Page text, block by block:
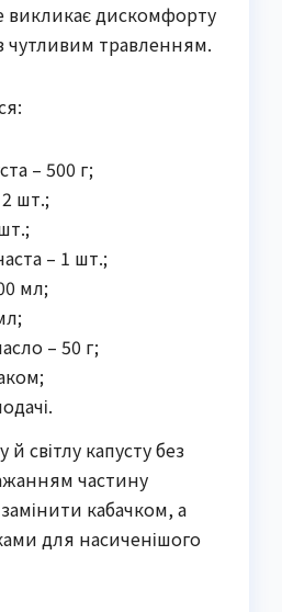
викликає дискомфорту
чутливим травленням.
– 500 г;
шт.;
– 1 шт.;
мл;
– 50 г;
світлу капусту без
частину
кабачком, а
для насиченішого